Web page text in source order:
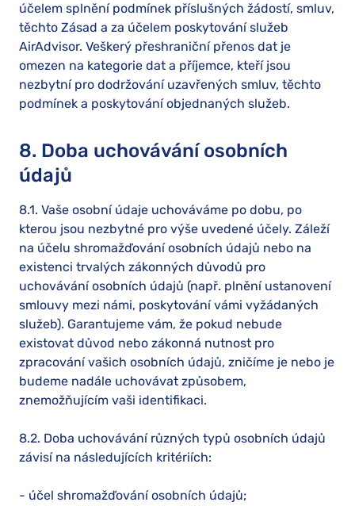
účelem splnění podmínek příslušných žádostí, smluv,
těchto Zásad a za účelem poskytování služeb
AirAdvisor. Veškerý přeshraniční přenos dat je
omezen na kategorie dat a příjemce, kteří jsou
nezbytní pro dodržování uzavřených smluv, těchto
podmínek a poskytování objednaných služeb.
8. Doba uchovávání osobních
údajů
8.1. Vaše osobní údaje uchováváme po dobu, po
kterou jsou nezbytné pro výše uvedené účely. Záleží
na účelu shromažďování osobních údajů nebo na
existenci trvalých zákonných důvodů pro
uchovávání osobních údajů (např. plnění ustanovení
smlouvy mezi námi, poskytování vámi vyžádaných
služeb). Garantujeme vám, že pokud nebude
existovat důvod nebo zákonná nutnost pro
zpracování vašich osobních údajů, zničíme je nebo je
budeme nadále uchovávat způsobem,
znemožňujícím vaši identifikaci.
8.2. Doba uchovávání různých typů osobních údajů
závisí na následujících kritériích:
- účel shromažďování osobních údajů;